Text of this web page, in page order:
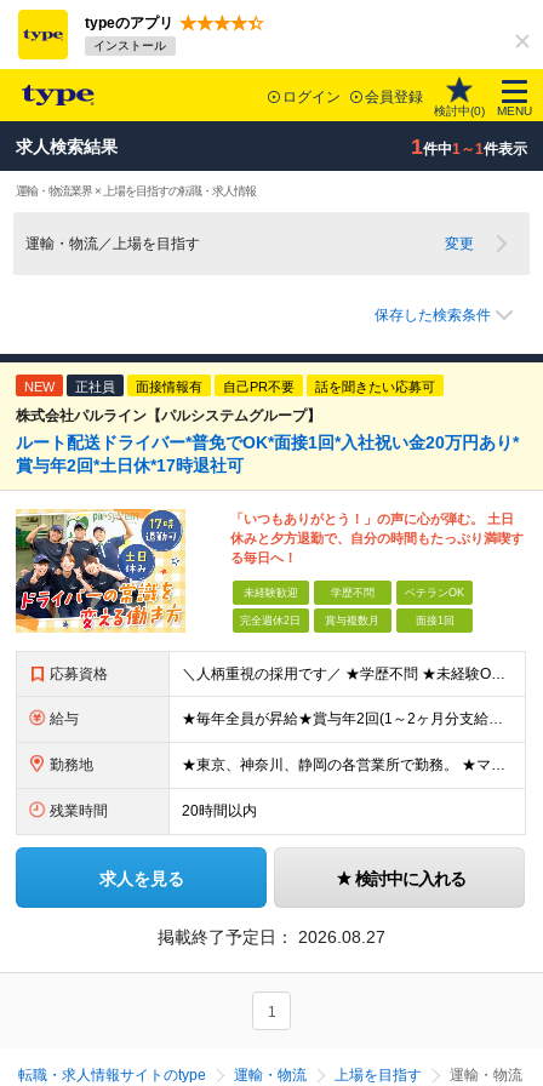
typeのアプリ
インストール
ログイン 会員登録
検討中(0) MENU
求人検索結果 1件中1～1件表示
運輸・物流業界 × 上場を目指すの転職・求人情報
運輸・物流／上場を目指す 変更
保存した検索条件
NEW 正社員 面接情報有 自己PR不要 話を聞きたい応募可
株式会社パルライン【パルシステムグループ】
ルート配送ドライバー*普免でOK*面接1回*入社祝い金20万円あり*
賞与年2回*土日休*17時退社可
「いつもありがとう！」の声に心が弾む。 土日
休みと夕方退勤で、自分の時間もたっぷり満喫す
る毎日へ！
未経験歓迎 学歴不問 ベテランOK
完全週休2日 賞与複数月 面接1回
応募資格 ＼人柄重視の採用です／ ★学歴不問 ★未経験OK ★普通自動車運転免許（AT限定可）をお持ちの方 └研修期間を用意しているので、ペーパードライバーの方もOK◎ ★44歳以下の方 ※若年層の長期キャリア
給与 ★毎年全員が昇給★賞与年2回(1～2ヶ月分支給） 東京・神奈川エリア／月給27万5295円～ 静岡エリア／月給25万5221円～ 【試用期間中(2ヶ月間)の給与】 東京・神奈川エリア／月給25万1
勤務地 ★東京、神奈川、静岡の各営業所で勤務。 ★マイカー・バイク通勤OK！（一部営業所除く） ★配属先は希望を考慮して決定いたします！ ★転居を伴う転勤はありません。 【東京】 多摩営業所／東京都多摩市南
残業時間 20時間以内
求人を見る 検討中に入れる
掲載終了予定日： 2026.08.27
1
転職・求人情報サイトのtype 運輸・物流 上場を目指す 運輸・物流